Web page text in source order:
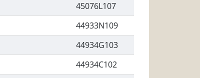
45076L107
44933N109
44934G103
44934C102